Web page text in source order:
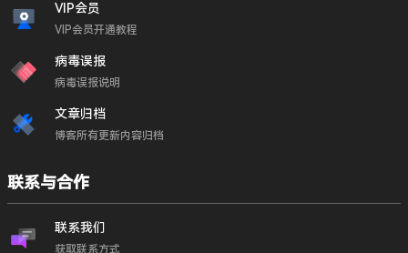
VIP会员
VIP会员开通教程
病毒误报
病毒误报说明
文章归档
博客所有更新内容归档
联系与合作
联系我们
获取联系方式